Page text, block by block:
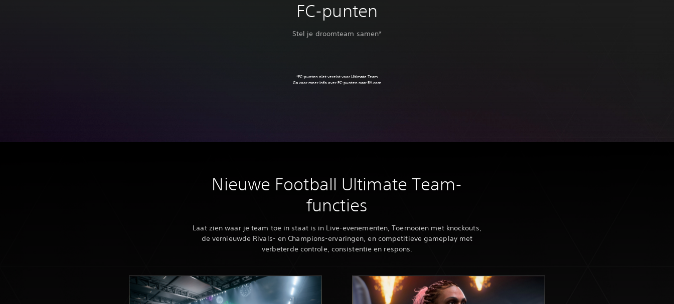
FC-punten
Stel je droomteam samen*
‎*FC-punten niet vereist voor Ultimate Team
Ga voor meer info over FC-punten naarEA.com
Nieuwe Football Ultimate Team-
functies
Laat zien waar je team toe in staat is in Live-evenementen, Toernooien met knockouts,
de vernieuwde Rivals- en Champions-ervaringen, en competitieve gameplay met
verbeterde controle, consistentie en respons.